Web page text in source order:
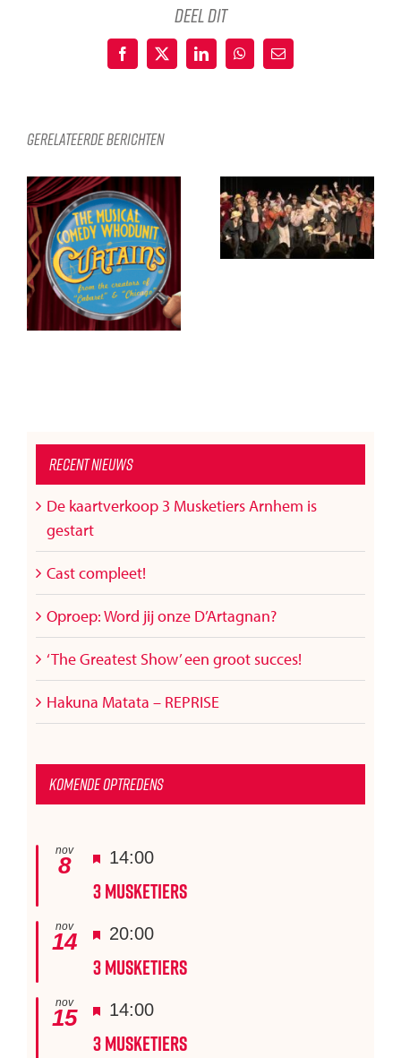
deel dit
Facebook
X LinkedInWhatsApp
E-
Gerelateerde berichten
Chapeau!
Kaartverkoop
Recent nieuws
De kaartverkoop 3 Musketiers Arnhem is
gestart
Cast compleet!
Oproep: Word jij onze D’Artagnan?
‘The Greatest Show’ een groot succes!
Hakuna Matata – REPRISE
Komende optredens
nov
8 Uitgelicht
14:00
3 Musketiers
nov
14 Uitgelicht
20:00
3 Musketiers
nov
15 Uitgelicht
14:00
3 Musketiers